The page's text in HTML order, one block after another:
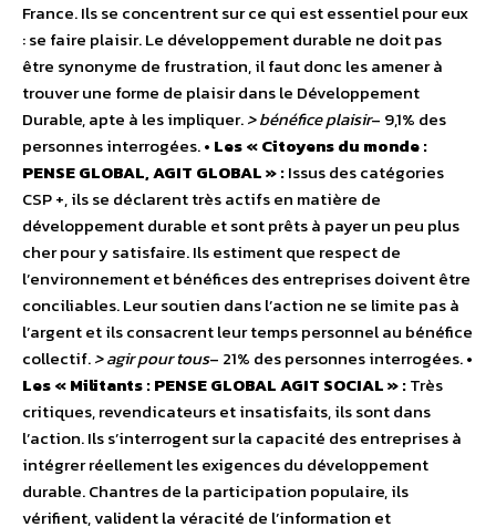
France. Ils se concentrent sur ce qui est essentiel pour eux
: se faire plaisir. Le développement durable ne doit pas
être synonyme de frustration, il faut donc les amener à
trouver une forme de plaisir dans le Développement
Durable, apte à les impliquer.> bénéfice plaisir– 9,1% des
personnes interrogées.• Les « Citoyens du monde :
PENSE GLOBAL, AGIT GLOBAL » :Issus des catégories
CSP +, ils se déclarent très actifs en matière de
développement durable et sont prêts à payer un peu plus
cher pour y satisfaire. Ils estiment que respect de
l’environnement et bénéfices des entreprises doivent être
conciliables. Leur soutien dans l’action ne se limite pas à
l’argent et ils consacrent leur temps personnel au bénéfice
collectif.> agir pour tous– 21% des personnes interrogées.•
Les « Militants : PENSE GLOBAL AGIT SOCIAL » :Très
critiques, revendicateurs et insatisfaits, ils sont dans
l’action. Ils s’interrogent sur la capacité des entreprises à
intégrer réellement les exigences du développement
durable. Chantres de la participation populaire, ils
vérifient, valident la véracité de l’information et